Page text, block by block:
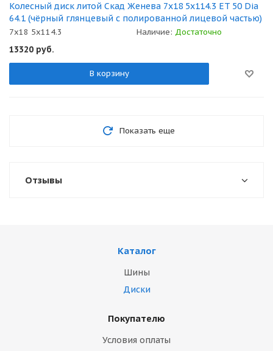
Колесный диск литой Скад Женева 7x18 5x114.3 ET 50 Dia
64.1 (чёрный глянцевый с полированной лицевой частью)
7x18 5x114.3 Наличие: Достаточно
13320 руб.
В корзину
Показать еще
Отзывы
Каталог
Шины
Диски
Покупателю
Условия оплаты